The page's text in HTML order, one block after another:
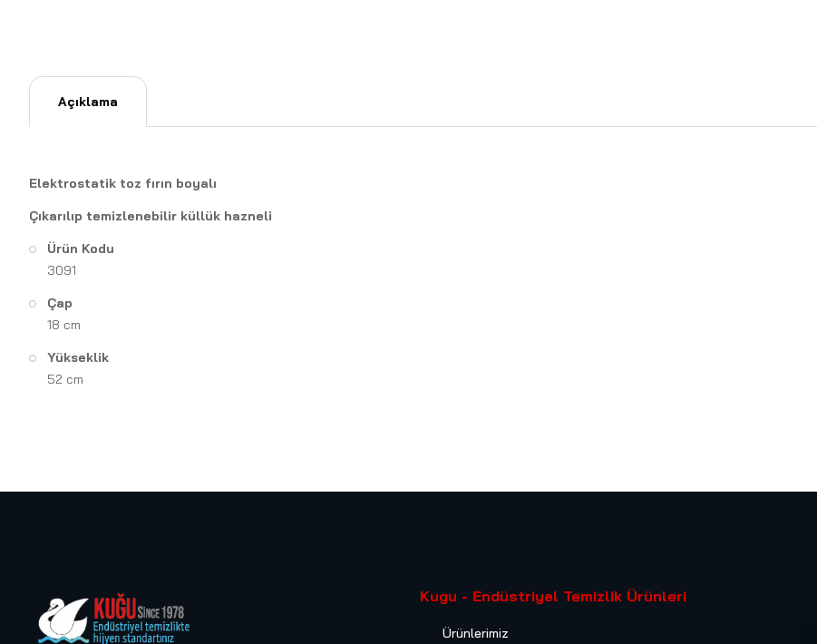
Açıklama
Elektrostatik toz fırın boyalı
Çıkarılıp temizlenebilir küllük hazneli
Ürün Kodu
3091
Çap
18 cm
Yükseklik
52 cm
Kugu - Endüstriyel Temizlik Ürünleri
Ürünlerimiz